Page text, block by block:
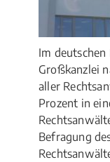
Im
Großkanzlei
aller
Prozent in
Befragung